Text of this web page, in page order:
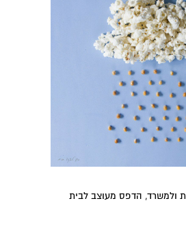
ולמשרד, הדפס מעוצב לבית